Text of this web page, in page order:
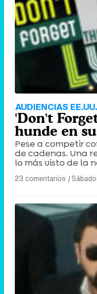
AUDIENCIAS
'Don't
hunde en
Pese a competir
de cadenas. Una
lo más visto de la
23 comentarios |